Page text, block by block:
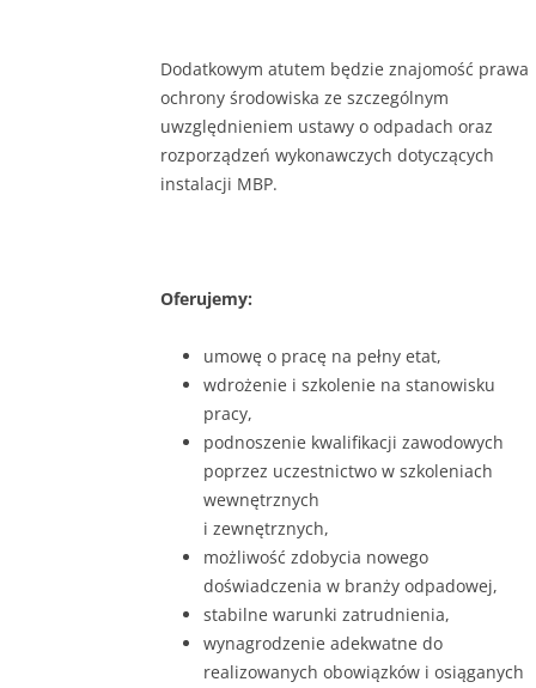
Dodatkowym atutem będzie znajomość prawa
ochrony środowiska ze szczególnym
uwzględnieniem ustawy o odpadach oraz
rozporządzeń wykonawczych dotyczących
instalacji MBP.
Oferujemy:
umowę o pracę na pełny etat,
wdrożenie i szkolenie na stanowisku
pracy,
podnoszenie kwalifikacji zawodowych
poprzez uczestnictwo w szkoleniach
wewnętrznych
i zewnętrznych,
możliwość zdobycia nowego
doświadczenia w branży odpadowej,
stabilne warunki zatrudnienia,
wynagrodzenie adekwatne do
realizowanych obowiązków i osiąganych